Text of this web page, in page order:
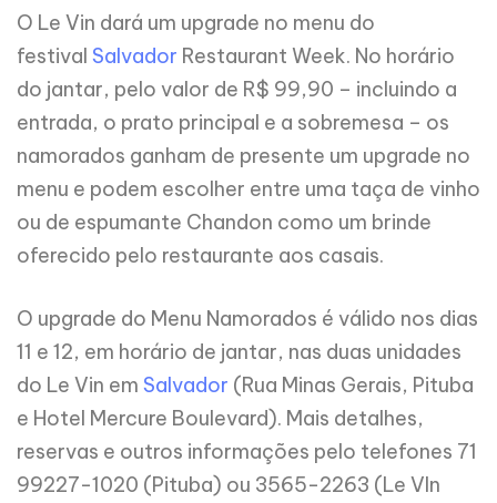
O Le Vin dará um upgrade no menu do
festival Salvador Restaurant Week. No horário
do jantar, pelo valor de R$ 99,90 – incluindo a
entrada, o prato principal e a sobremesa – os
namorados ganham de presente um upgrade no
menu e podem escolher entre uma taça de vinho
ou de espumante Chandon como um brinde
oferecido pelo restaurante aos casais.
O upgrade do Menu Namorados é válido nos dias
11 e 12, em horário de jantar, nas duas unidades
do Le Vin em Salvador (Rua Minas Gerais, Pituba
e Hotel Mercure Boulevard). Mais detalhes,
reservas e outros informações pelo telefones 71
99227-1020 (Pituba) ou 3565-2263 (Le VIn